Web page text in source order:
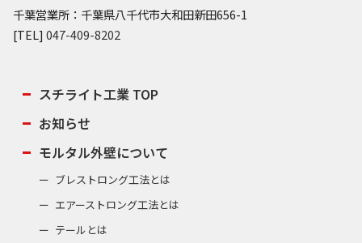
千葉営業所：千葉県八千代市大和田新田656-1
[TEL] 047-409-8202
スチライト工業 TOP
お知らせ
モルタル外壁について
ブレストロング工法とは
エアーストロング工法とは
テールとは